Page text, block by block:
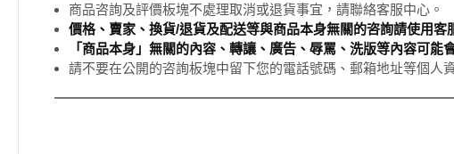
商品咨詢及評價板塊不處理取消或退貨事宜，請聯絡客服中心。
價格、賣家、換貨/退貨及配送等與商品本身無關的咨詢請使用客
「商品本身」無關的內容、轉讓、廣告、辱罵、洗版等內容可能
請不要在公開的咨詢板塊中留下您的電話號碼、郵箱地址等個人